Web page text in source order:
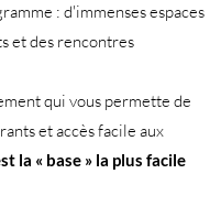
: d'immenses espaces
et des rencontres
qui vous permette de
et accès facile aux
la « base » la plus facile